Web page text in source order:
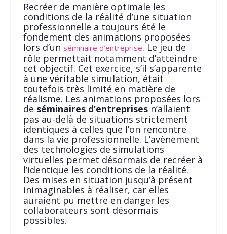
Recréer de manière optimale les
conditions de la réalité d’une situation
professionnelle a toujours été le
fondement des animations proposées
lors d’un séminaire d’entreprise. Le jeu de
rôle permettait notamment d’atteindre
cet objectif. Cet exercice, s’il s’apparente
à une véritable simulation, était
toutefois très limité en matière de
réalisme. Les animations proposées lors
de séminaires d’entreprisesn’allaient
pas au-delà de situations strictement
identiques à celles que l’on rencontre
dans la vie professionnelle. L’avènement
des technologies de simulations
virtuelles permet désormais de recréer à
l’identique les conditions de la réalité.
Des mises en situation jusqu’à présent
inimaginables à réaliser, car elles
auraient pu mettre en danger les
collaborateurs sont désormais
possibles.